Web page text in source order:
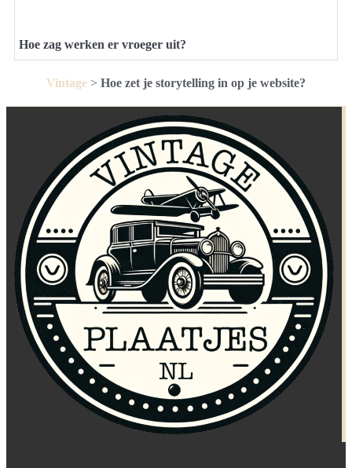
Hoe zag werken er vroeger uit?
Vintage > Hoe zet je storytelling in op je website?